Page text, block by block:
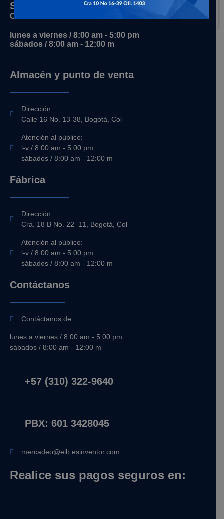
Sede Administrativa
Cra 10 No 16-39 Ofi. 1403
lunes a viernes / 8:00 am - 5:00 pm
sábados / 8:00 am - 12:00 m
Almacén y punto de venta
Dirección:
Calle 16 No. 13-38, Bogotá, Col
Atención al público:
l-v / 8:00 am - 5:00 pm
sábados / 8:00 am - 12:00 m
Fábrica
Dirección:
Cra. 18 B No. 22 -11, Bogotá, Col
Atención al público:
l-v / 8:00 am - 5:00 pm
sábados / 8:00 am - 12:00 m
Contáctanos
Contáctanos de
lunes a viernes / 8:00 am - 5:00 pm
sábados / 8:00 am - 12:00 m
+57 (310) 322-9640
PBX: 601 3428045
mercadeo@eib.esinventor.com
Realice sus pagos seguros en: